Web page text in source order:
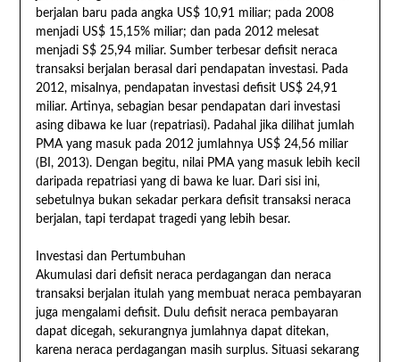
berjalan baru pada angka US$ 10,91 miliar; pada 2008
menjadi US$ 15,15% miliar; dan pada 2012 melesat
menjadi S$ 25,94 miliar. Sumber terbesar defisit neraca
transaksi berjalan berasal dari pendapatan investasi. Pada
2012, misalnya, pendapatan investasi defisit US$ 24,91
miliar. Artinya, sebagian besar pendapatan dari investasi
asing dibawa ke luar (repatriasi). Padahal jika dilihat jumlah
PMA yang masuk pada 2012 jumlahnya US$ 24,56 miliar
(BI, 2013). Dengan begitu, nilai PMA yang masuk lebih kecil
daripada repatriasi yang di bawa ke luar. Dari sisi ini,
sebetulnya bukan sekadar perkara defisit transaksi neraca
berjalan, tapi terdapat tragedi yang lebih besar.
Investasi dan Pertumbuhan
Akumulasi dari defisit neraca perdagangan dan neraca
transaksi berjalan itulah yang membuat neraca pembayaran
juga mengalami defisit. Dulu defisit neraca pembayaran
dapat dicegah, sekurangnya jumlahnya dapat ditekan,
karena neraca perdagangan masih surplus. Situasi sekarang